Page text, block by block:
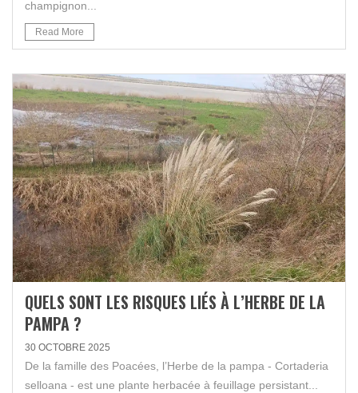
champignon...
Read More
QUELS SONT LES RISQUES LIÉS À L’HERBE DE LA
PAMPA ?
30 OCTOBRE 2025
De la famille des Poacées, l’Herbe de la pampa - Cortaderia
selloana - est une plante herbacée à feuillage persistant...